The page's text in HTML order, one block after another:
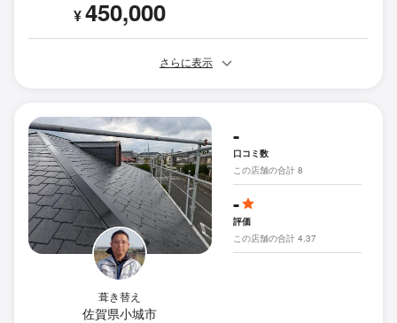
¥450,000
さらに表示
葺き替え
佐賀県小城市
-
口コミ数
この店舗の合計 8
-
評価
この店舗の合計 4.37